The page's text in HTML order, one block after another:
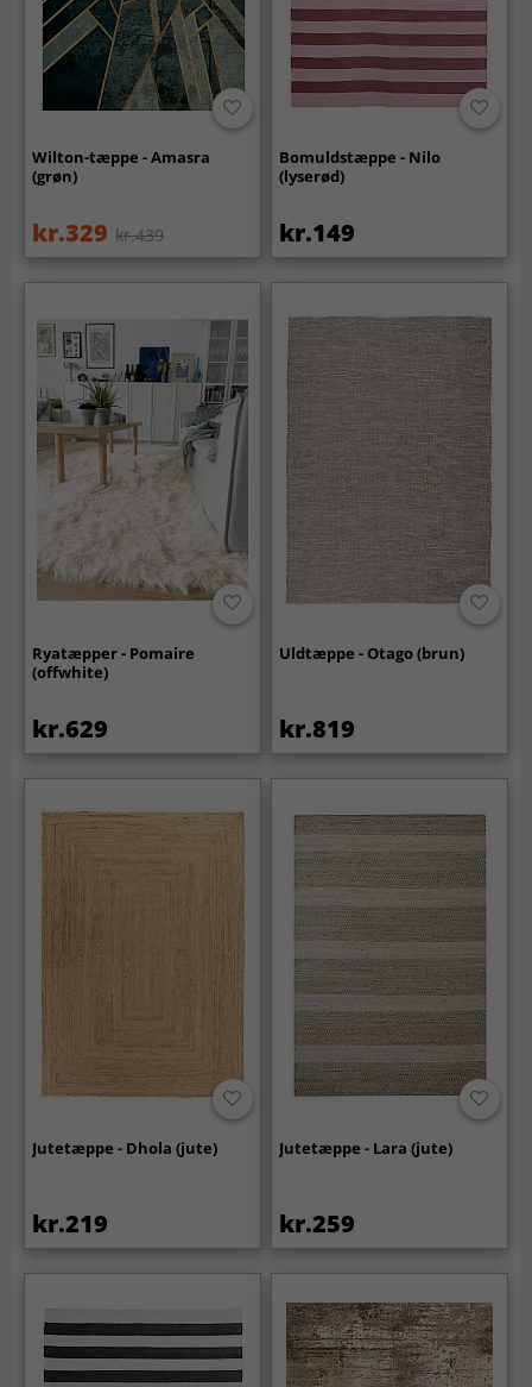
Wilton-tæppe - Amasra
(grøn)
kr.329 kr.439
Bomuldstæppe - Nilo
(lyserød)
kr.149
Ryatæpper - Pomaire
(offwhite)
kr.629
Uldtæppe - Otago (brun)
kr.819
Jutetæppe - Dhola (jute)
kr.219
Jutetæppe - Lara (jute)
kr.259